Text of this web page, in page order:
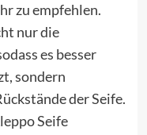
zu empfehlen.
nur die
es besser
sondern
der Seife.
Seife